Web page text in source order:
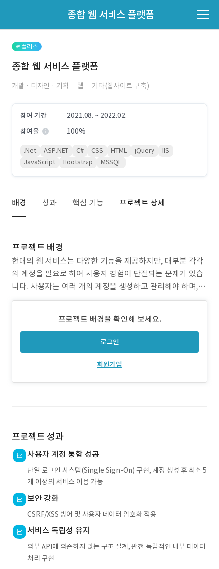
종합 웹 서비스 플랫폼
지원자 목록 바로가기
플러스
종합 웹 서비스 플랫폼
개발 · 디자인 · 기획 웹 기타(웹사이트 구축)
참여 기간
2021.08. ~ 2022.02.
참여율
100%
.Net ASP.NET C# CSS HTML jQuery
IIS
JavaScript
Bootstrap MSSQL
배경 성과 핵심 기능 프로젝트 상세
프로젝트 배경
현대의 웹 서비스는 다양한 기능을 제공하지만, 대부분 각각
의 계정을 필요로 하여 사용자 경험이 단절되는 문제가 있습
니다. 사용자는 여러 개의 계정을 생성하고 관리해야 하며, 서
비스 간 데이터 공유가 어렵고 보안 위험도 증가합니다. 이 프
통합 플랫폼을 구축하여 이러한 문제를 해결하고, 사용자 편
의성을 극대화하는 것을 목표로 합니다. 1) 문제
프로젝트 배경을 확인해 보세요.
로그인
회원가입
프로젝트 성과
사용자 계정 통합 성공
단일 로그인 시스템(Single Sign-On) 구현, 계정 생성 후 최소 5
개 이상의 서비스 이용 가능
보안 강화
CSRF/XSS 방어 및 사용자 데이터 암호화 적용
서비스 독립성 유지
외부 API에 의존하지 않는 구조 설계, 완전 독립적인 내부 데이터
처리 구현